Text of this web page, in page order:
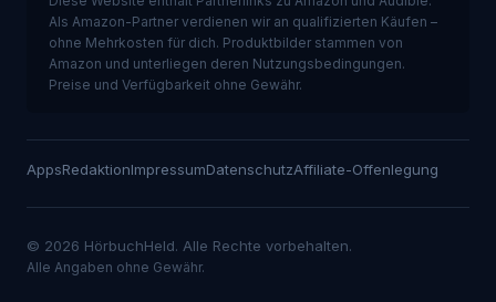
Als Amazon-Partner verdienen wir an qualifizierten Käufen –
ohne Mehrkosten für dich. Produktbilder stammen von
Amazon und unterliegen deren Nutzungsbedingungen.
Preise und Verfügbarkeit ohne Gewähr.
AppsRedaktionImpressumDatenschutzAffiliate-Offenlegung
© 2026 HörbuchHeld. Alle Rechte vorbehalten.
Alle Angaben ohne Gewähr.